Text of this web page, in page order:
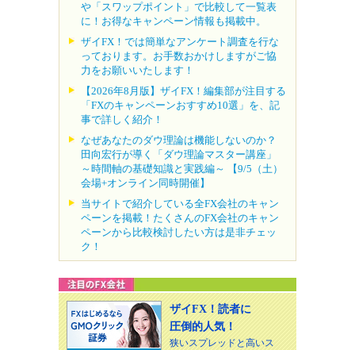
や「スワップポイント」で比較して一覧表
に！お得なキャンペーン情報も掲載中。
ザイFX！では簡単なアンケート調査を行な
っております。お手数おかけしますがご協
力をお願いいたします！
【2026年8月版】ザイFX！編集部が注目する
「FXのキャンペーンおすすめ10選」を、記
事で詳しく紹介！
なぜあなたのダウ理論は機能しないのか？
田向宏行が導く「ダウ理論マスター講座」
～時間軸の基礎知識と実践編～ 【9/5（土）
会場+オンライン同時開催】
当サイトで紹介している全FX会社のキャン
ペーンを掲載！たくさんのFX会社のキャン
ペーンから比較検討したい方は是非チェッ
ク！
ザイFX！読者に
圧倒的人気！
狭いスプレッドと高いス